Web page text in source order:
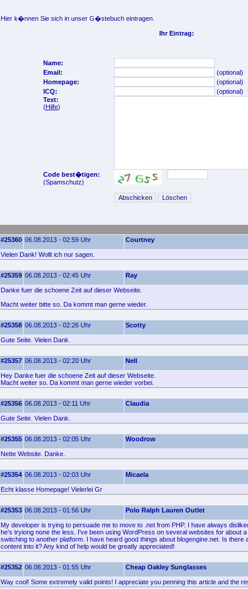
Hier k�nnen Sie sich in unser G�stebuch eintragen.
Ihr Eintrag:
Name:
Email:
(optional)
Homepage:
(optional)
ICQ:
(optional)
Text:
(Hilfe)
Code best�tigen:
(Spamschutz)
#25360 06.08.2013 - 02:59 Uhr Courtney
Vielen Dank! Wollt ich nur sagen.
#25359 06.08.2013 - 02:45 Uhr Ray
Danke fuer die schoene Zeit auf dieser Webseite.
Macht weiter bitte so. Da kommt man gerne wieder.
#25358 06.08.2013 - 02:26 Uhr Scotty
Gute Seite. Vielen Dank.
#25357 06.08.2013 - 02:20 Uhr Nell
Hey Danke fuer die schoene Zeit auf dieser Webseite.
Macht weiter so. Da kommt man gerne wieder vorbei.
#25356 06.08.2013 - 02:11 Uhr Claudia
Gute Seite. Vielen Dank.
#25355 06.08.2013 - 02:05 Uhr Woodrow
Nette Website. Danke.
#25354 06.08.2013 - 02:03 Uhr Micaela
Echt klasse Homepage! Vielerlei Gr
#25353 06.08.2013 - 01:56 Uhr Polo Ralph Lauren Outlet
My developer is trying to persuade me to move to .net from PHP. I have always
he's tryiong none the less. I've been using WordPress on several websites for about
switching to another platform. I have heard good things about blogengine.net. Is there
content into it? Any kind of help would be greatly appreciated!
#25352 06.08.2013 - 01:55 Uhr Cheap Oakley Sunglasses
Way cool! Some extremely valid points! I appreciate you penning this article and the